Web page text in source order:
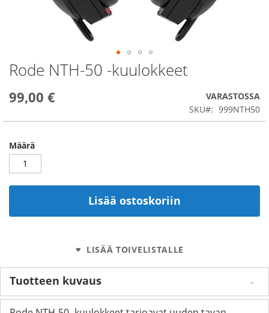
Rode NTH-50 -kuulokkeet
99,00 €
VARASTOSSA
SKU
999NTH50
Määrä
Lisää ostoskoriin
LISÄÄ TOIVELISTALLE
Skip
to
beginning
the
gallery
Tuotteen kuvaus